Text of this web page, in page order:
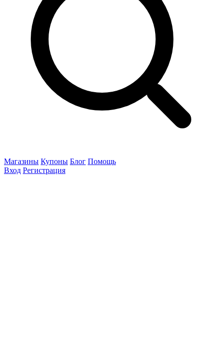
Магазины Купоны Блог Помощь
Вход Регистрация